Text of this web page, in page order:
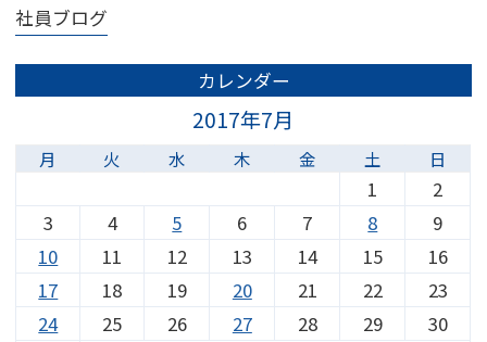
社員ブログ
カレンダー
2017年7月
月 火 水 木 金 土 日
1
2
3
4 5 6 7 8
9
10
11 12 13 14 15
16
17
18 19 20 21 22
23
24
25 26 27 28 29
30